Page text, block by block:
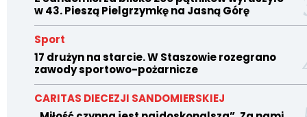
w 43. Pieszą Pielgrzymkę na Jasną Górę
Sport
17 drużyn na starcie. W Staszowie rozegrano
zawody sportowo-pożarnicze
CARITAS DIECEZJI SANDOMIERSKIEJ